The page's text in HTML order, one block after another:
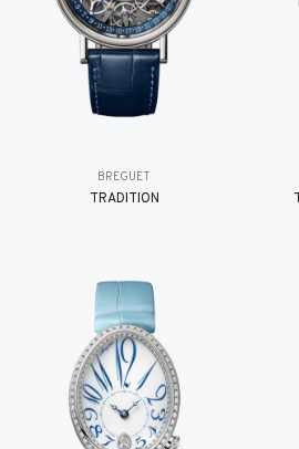
BREGUET
TRADITION